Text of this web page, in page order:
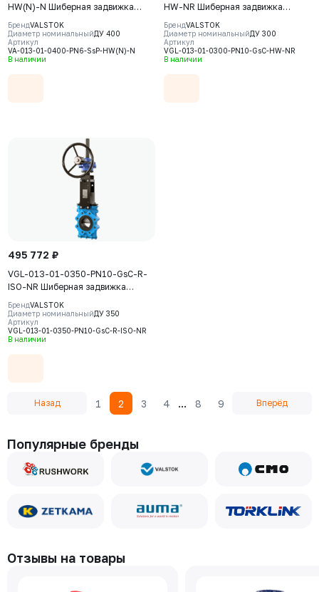
HW(N)-N Шиберная задвижка
Valstok, серия VA, DN0400, PN6,
штурвал, невыдвижной шток,
корпус GJS-400-15 (GGG40), нож
AISI304, седловое уплотнение
БрендVALSTOK
Диаметр номинальныйДУ 400
Артикул
VA-013-01-0400-PN6-SsP-HW(N)-N
В наличии
HW-NR Шиберная задвижка
Valstok, серия VGL, DN 0300,
PN10, штурвал, выдвижной шток,
корпус GJS-400-15 (GGG40) нож
AISI304, уплотнение Natural
БрендVALSTOK
Диаметр номинальныйДУ 300
Артикул
VGL-013-01-0300-PN10-GsC-HW-NR
В наличии
495 772 ₽
VGL-013-01-0350-PN10-GsC-R-
ISO-NR Шиберная задвижка
Valstok, серия VGL, DN 0350,
PN10, редуктор (ISO-фланец)
выдвижной шток, корпус GJS-
400-15 (GGG40) нож AISI304,
БрендVALSTOK
Диаметр номинальныйДУ 350
Артикул
VGL-013-01-0350-PN10-GsC-R-ISO-NR
В наличии
Назад 1 2 3 4 ... 8 9 Вперёд
Популярные бренды
Отзывы на товары